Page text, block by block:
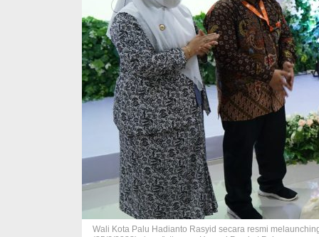
Wali Kota Palu Hadianto Rasyid secara resmi